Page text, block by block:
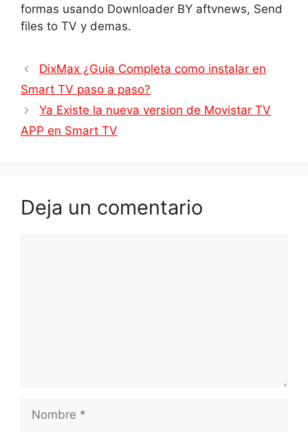
formas usando Downloader BY aftvnews, Send
files to TV y demas.
DixMax ¿Guia Completa como instalar en
Smart TV paso a paso?
Ya Existe la nueva version de Movistar TV
APP en Smart TV
Deja un comentario
Nombre